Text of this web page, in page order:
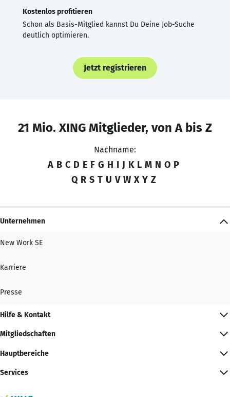
Kostenlos profitieren
Schon als Basis-Mitglied kannst Du Deine Job-Suche
deutlich optimieren.
Jetzt registrieren
21 Mio. XING Mitglieder, von A bis Z
Nachname:
A B C D E F G H I J K L M N O P
Q R S T U V W X Y Z
Unternehmen
New Work SE
Karriere
Presse
Hilfe & Kontakt
Mitgliedschaften
Hauptbereiche
Services